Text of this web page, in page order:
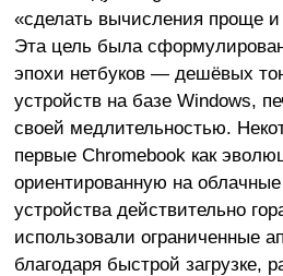
«сделать вычисления проще
Эта цель была
эпохи нетбуков — дешёвых
устройств на базе Windows,
своей медлительностью.
первые Chromebook как
ориентированную на
устройства действительно
использовали ограниченные
благодаря быстрой загрузке,